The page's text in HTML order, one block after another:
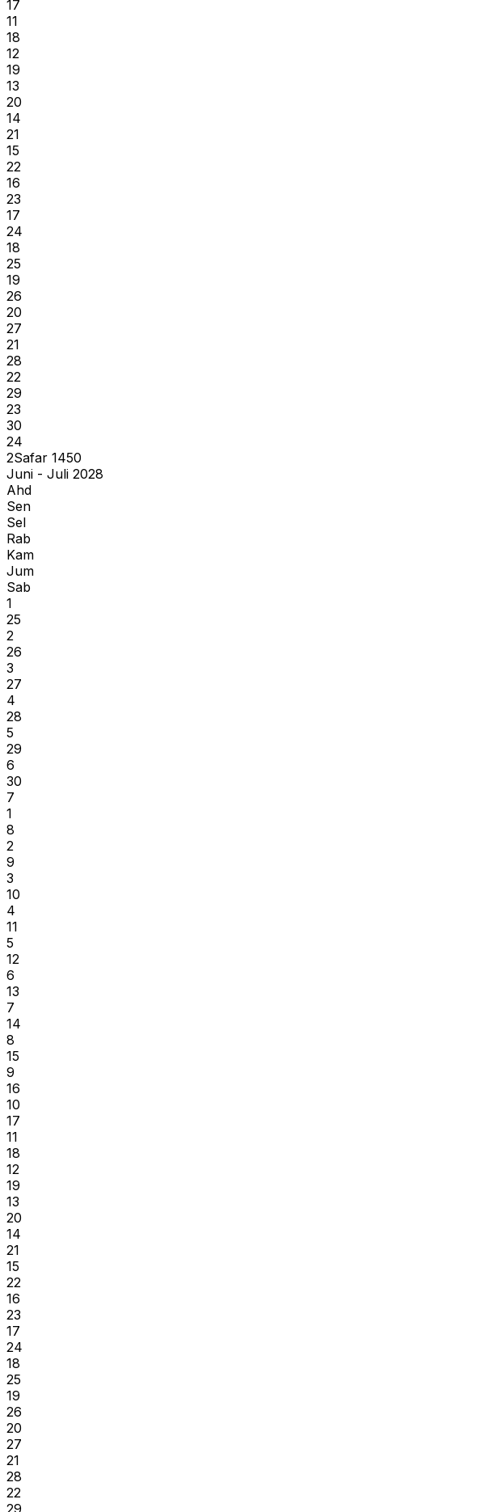
17
11
18
12
19
13
20
14
21
15
22
16
23
17
24
18
25
19
26
20
27
21
28
22
29
23
30
24
2Safar 1450
Juni - Juli 2028
Ahd
Sen
Sel
Rab
Kam
Jum
Sab
1
25
2
26
3
27
4
28
5
29
6
30
7
1
8
2
9
3
10
4
11
5
12
6
13
7
14
8
15
9
16
10
17
11
18
12
19
13
20
14
21
15
22
16
23
17
24
18
25
19
26
20
27
21
28
22
29